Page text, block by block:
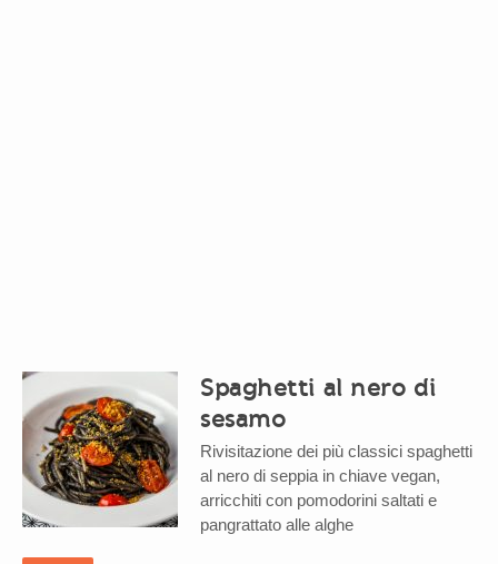
Spaghetti al nero di
sesamo
Rivisitazione dei più classici spaghetti
al nero di seppia in chiave vegan,
arricchiti con pomodorini saltati e
pangrattato alle alghe